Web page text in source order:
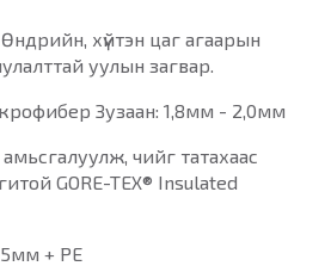
хүйтэн цаг агаарын
уулын загвар.
Зузаан: 1,8мм - 2,0мм
чийг татахаас
GORE-TEX® Insulated
+ PE